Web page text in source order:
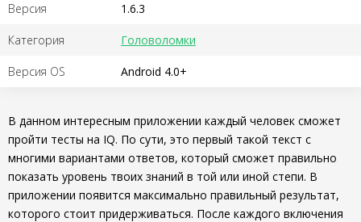
Версия 1.6.3
Категория Головоломки
Версия OS Android 4.0+
В данном интересным приложении каждый человек сможет
пройти тесты на IQ. По сути, это первый такой текст с
многими вариантами ответов, который сможет правильно
показать уровень твоих знаний в той или иной степи. В
приложении появится максимально правильный результат,
которого стоит придерживаться. После каждого включения